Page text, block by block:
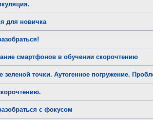
для новичка
смартфонов в обучении скорочтению
зеленой точки. Аутогенное погружение.
с фокусом